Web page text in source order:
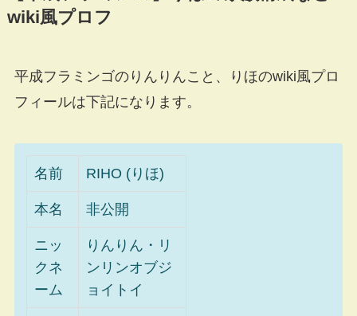
wiki風プロフ
平成フラミンゴのりんりんこと、りほのwiki風プロ
フィールは下記になります。
名前 RIHO (りほ)
本名 非公開
ニッ
クネ
ーム
りんりん・リ
ンリンオブジ
ョイトイ